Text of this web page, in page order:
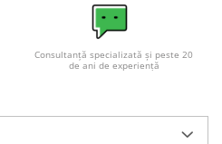
Consultanță specializată și peste 20
de ani de experiență